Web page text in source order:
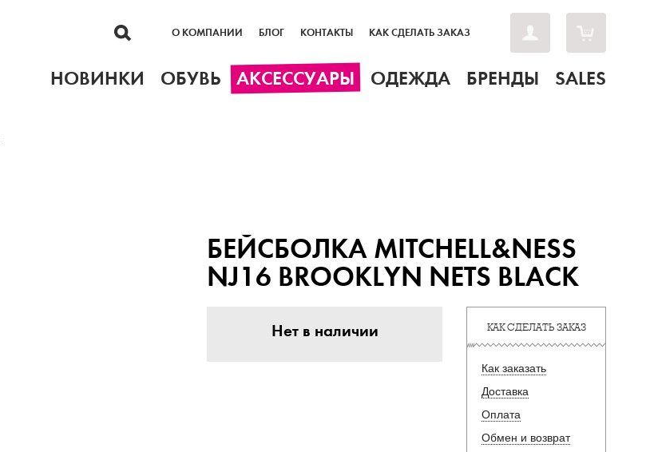
О КОМПАНИИ БЛОГ КОНТАКТЫ КАК СДЕЛАТЬ ЗАКАЗ
НОВИНКИ ОБУВЬ АКСЕССУАРЫ ОДЕЖДА БРЕНДЫ SALES
БЕЙСБОЛКА MITCHELL&NESS
NJ16 BROOKLYN NETS BLACK
Нет в наличии КАК СДЕЛАТЬ ЗАКАЗ
Как заказать
Доставка
Оплата
Обмен и возврат